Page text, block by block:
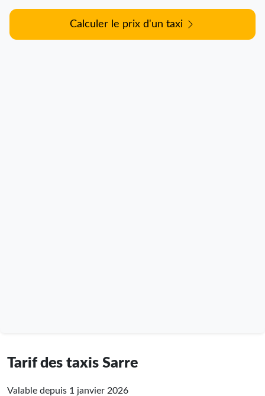
Calculer le prix d'un taxi
Tarif des taxis Sarre
Valable depuis 1 janvier 2026